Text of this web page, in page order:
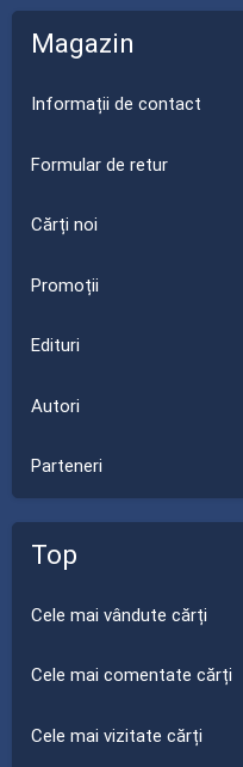
Magazin
Informații de contact
Formular de retur
Cărți noi
Promoții
Edituri
Autori
Parteneri
Top
Cele mai vândute cărți
Cele mai comentate cărți
Cele mai vizitate cărți